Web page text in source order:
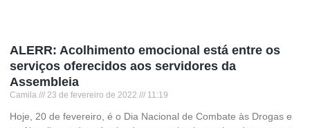
ALERR: Acolhimento emocional está entre os
serviços oferecidos aos servidores da
Assembleia
Camila 23 de fevereiro de 2022 11:19
Hoje, 20 de fevereiro, é o Dia Nacional de Combate às Drogas e